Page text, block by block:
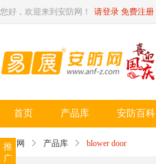
您好，欢迎来到安防网！ 请登录 免费注册
首页 产品库 安防百科
安防网 产品库 blower door
推
广